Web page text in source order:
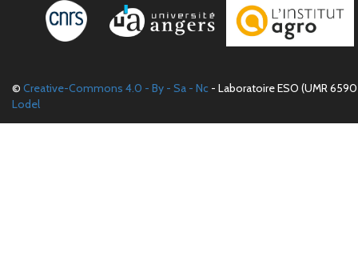
© Creative-Commons 4.0 - By - Sa - Nc - Laboratoire ESO (UMR
Lodel